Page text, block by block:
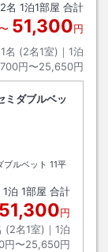
2名 1泊1部屋 合計
51,300円
名 (2名1室)｜ 1泊
円〜25,650円
ミダブルベッ
ブルベット 11平
1泊 1部屋 合計
51,300円
(2名1室)｜ 1泊
円〜25,650円